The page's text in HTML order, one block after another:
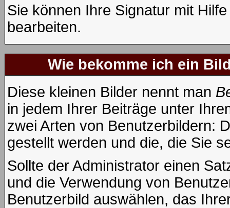
Sie können Ihre Signatur mit
bearbeiten.
Wie bekomme ich ein
Diese kleinen Bilder nennt man
in jedem Ihrer Beiträge unter
zwei Arten von Benutzerbildern:
gestellt werden und die, die Sie
Sollte der Administrator einen
und die Verwendung von
Benutzerbild auswählen, das